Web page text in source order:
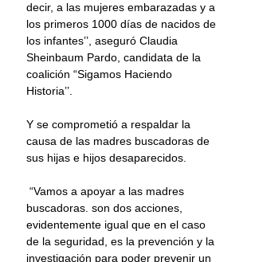
decir, a las mujeres embarazadas y a
los primeros 1000 días de nacidos de
los infantes’’, aseguró Claudia
Sheinbaum Pardo, candidata de la
coalición “Sigamos Haciendo
Historia’’.
Y se comprometió a respaldar la
causa de las madres buscadoras de
sus hijas e hijos desaparecidos.
buscadoras. son dos acciones,
evidentemente igual que en el caso
de la seguridad, es la prevención y la
investigación para poder prevenir un